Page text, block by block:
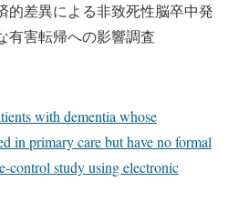
的差異による非致死性脳卒中発
有害転帰への影響調査
with dementia whose
in primary care but have no formal
control study using electronic